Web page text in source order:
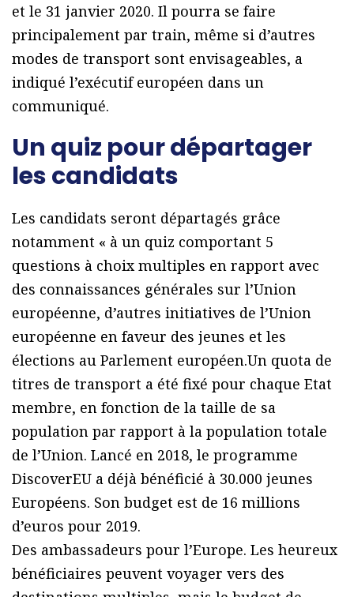
et le 31 janvier 2020. Il pourra se faire
principalement par train, même si d’autres
modes de transport sont envisageables, a
indiqué l’exécutif européen dans un
communiqué.
Un quiz pour départager
les candidats
Les candidats seront départagés grâce
notamment « à un quiz comportant 5
questions à choix multiples en rapport avec
des connaissances générales sur l’Union
européenne, d’autres initiatives de l’Union
européenne en faveur des jeunes et les
élections au Parlement européen.Un quota de
titres de transport a été fixé pour chaque Etat
membre, en fonction de la taille de sa
population par rapport à la population totale
de l’Union. Lancé en 2018, le programme
DiscoverEU a déjà bénéficié à 30.000 jeunes
Européens. Son budget est de 16 millions
d’euros pour 2019.
Des ambassadeurs pour l’Europe. Les heureux
bénéficiaires peuvent voyager vers des